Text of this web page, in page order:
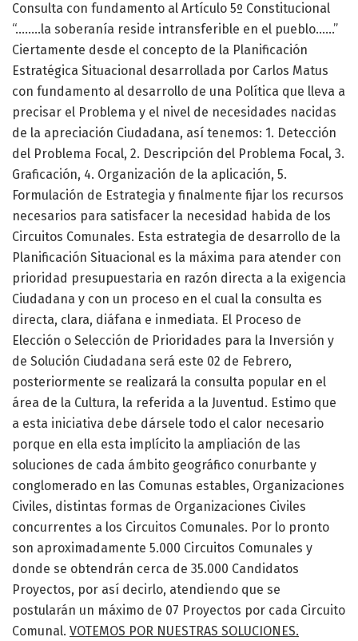
Consulta con fundamento al Artículo 5º Constitucional
“……..la soberanía reside intransferible en el pueblo……”
Ciertamente desde el concepto de la Planificación
Estratégica Situacional desarrollada por Carlos Matus
con fundamento al desarrollo de una Política que lleva a
precisar el Problema y el nivel de necesidades nacidas
de la apreciación Ciudadana, así tenemos: 1. Detección
del Problema Focal, 2. Descripción del Problema Focal, 3.
Graficación, 4. Organización de la aplicación, 5.
Formulación de Estrategia y finalmente fijar los recursos
necesarios para satisfacer la necesidad habida de los
Circuitos Comunales. Esta estrategia de desarrollo de la
Planificación Situacional es la máxima para atender con
prioridad presupuestaria en razón directa a la exigencia
Ciudadana y con un proceso en el cual la consulta es
directa, clara, diáfana e inmediata. El Proceso de
Elección o Selección de Prioridades para la Inversión y
de Solución Ciudadana será este 02 de Febrero,
posteriormente se realizará la consulta popular en el
área de la Cultura, la referida a la Juventud. Estimo que
a esta iniciativa debe dársele todo el calor necesario
porque en ella esta implícito la ampliación de las
soluciones de cada ámbito geográfico conurbante y
conglomerado en las Comunas estables, Organizaciones
Civiles, distintas formas de Organizaciones Civiles
concurrentes a los Circuitos Comunales. Por lo pronto
son aproximadamente 5.000 Circuitos Comunales y
donde se obtendrán cerca de 35.000 Candidatos
Proyectos, por así decirlo, atendiendo que se
postularán un máximo de 07 Proyectos por cada Circuito
Comunal. VOTEMOS POR NUESTRAS SOLUCIONES.